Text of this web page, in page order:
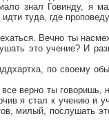
знал Говинду, я
туда, где
Вечно ты
это учение? И
по своему
верно ты говоришь,
я стал к учению и
милый, послушать